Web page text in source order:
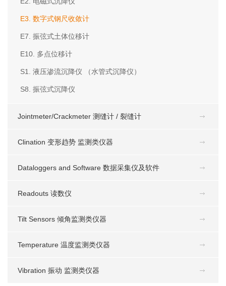
E3. 数字式钢尺收敛计
E7. 振弦式土体位移计
E10. 多点位移计
S1. 液压渗流沉降仪 （水管式沉降仪）
S8. 振弦式沉降仪
Jointmeter/Crackmeter 测缝计 / 裂缝计
Clination 变形趋势 监测类仪器
Dataloggers and Software 数据采集仪及软件
Readouts 读数仪
Tilt Sensors 倾角监测类仪器
Temperature 温度监测类仪器
Vibration 振动 监测类仪器